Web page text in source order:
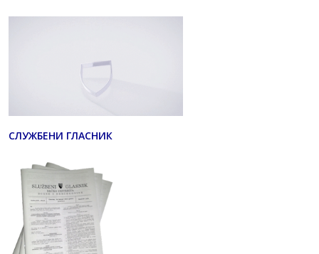
СЛУЖБЕНИ ГЛАСНИК